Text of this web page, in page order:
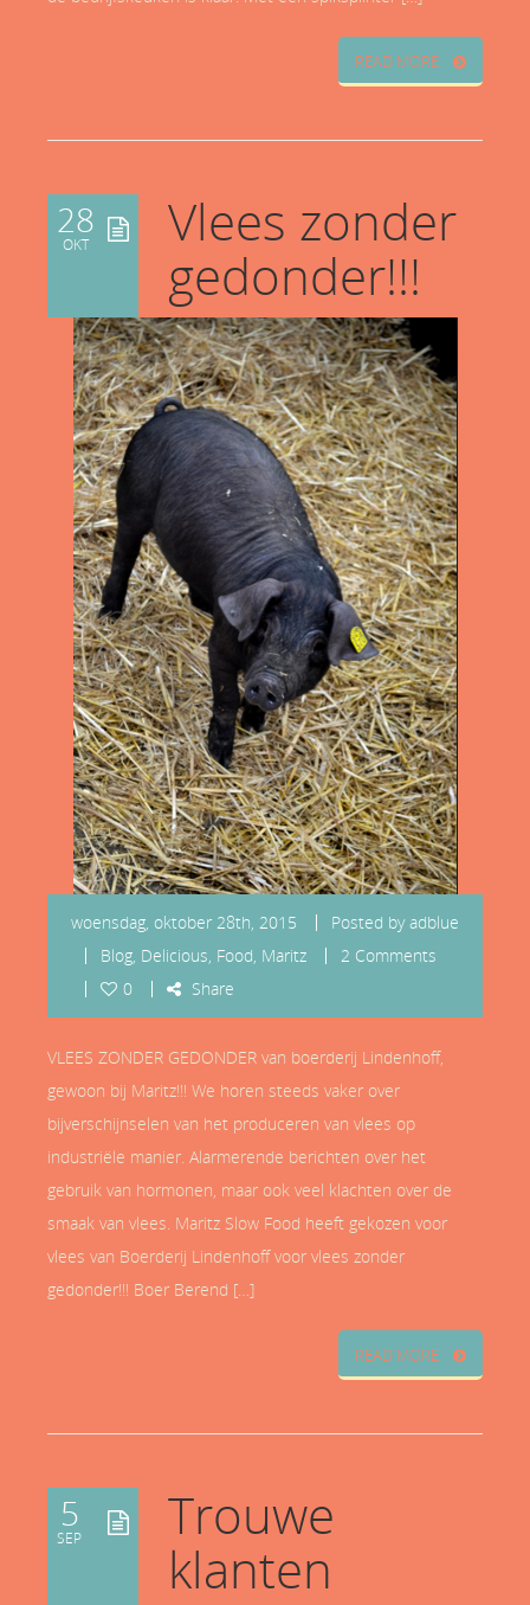
READ MORE
28
OKT
Vlees zonder
gedonder!!!
woensdag, oktober 28th, 2015 Posted byadblue
Blog, Delicious, Food, Maritz
2 Comments
0
Share
VLEES ZONDER GEDONDER van boerderij Lindenhoff,
gewoon bij Maritz!!! We horen steeds vaker over
bijverschijnselen van het produceren van vlees op
industriële manier. Alarmerende berichten over het
gebruik van hormonen, maar ook veel klachten over de
smaak van vlees. Maritz Slow Food heeft gekozen voor
vlees van Boerderij Lindenhoff voor vlees zonder
gedonder!!! Boer Berend […]
READ MORE
5
SEP
Trouwe
klanten